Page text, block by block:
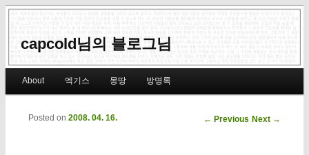
capcold님의 블로그님
Skip to primary content
Skip to secondary content
About 엑기스 몽땅 방명록
Post navigation
← Previous Next →
Posted on 2008. 04. 16.